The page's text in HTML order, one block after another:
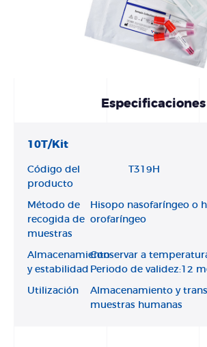
Especificaciones
10T/Kit
Código del
producto
T319H
Método de
recogida de
muestras
Hisopo nasofaríngeo o
orofaríngeo
Almacenamiento
y estabilidad
Conservar a
Periodo de validez:12
Utilización
Almacenamiento y
muestras humanas